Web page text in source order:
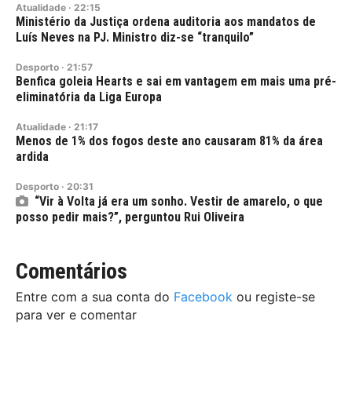
Atualidade · 22:15
Ministério da Justiça ordena auditoria aos mandatos de
Luís Neves na PJ. Ministro diz-se “tranquilo”
Desporto · 21:57
Benfica goleia Hearts e sai em vantagem em mais uma pré-
eliminatória da Liga Europa
Atualidade · 21:17
Menos de 1% dos fogos deste ano causaram 81% da área
ardida
Desporto · 20:31
“Vir à Volta já era um sonho. Vestir de amarelo, o que
posso pedir mais?”, perguntou Rui Oliveira
Comentários
Entre com a sua conta do Facebook ou registe-se
para ver e comentar